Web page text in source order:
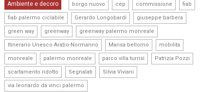
Ambiente e decoro borgo nuovo cep commissione fiab
fiab palermo ciclabile Gerardo Longobardi giuseppe barbera
green way greenway greenway palermo monreale
Itinerario Unesco Arabo-Normanno Marisa bellomo mobilita
monreale palermo monreale parco villa turrisi Patrizia Pozzi
scartamento ridotto Segnalati Silvia Viviani
via leonardo da vinci palermo